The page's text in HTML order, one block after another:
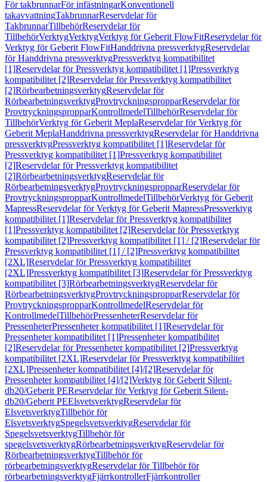
För takbrunnarFör infästningarKonventionell
takavvattningTakbrunnarReservdelar för
TakbrunnarTillbehörReservdelar för
TillbehörVerktygVerktygVerktyg för Geberit FlowFitReservdelar för
Verktyg för Geberit FlowFitHanddrivna pressverktygReservdelar
för Handdrivna pressverktygPressverktyg kompatibilitet
[1]Reservdelar för Pressverktyg kompatibilitet [1]Pressverktyg
kompatibilitet [2]Reservdelar för Pressverktyg kompatibilitet
[2]RörbearbetningsverktygReservdelar för
RörbearbetningsverktygProvtryckningspropparReservdelar för
ProvtryckningspropparKontrollmedelTillbehörReservdelar för
TillbehörVerktyg för Geberit MeplaReservdelar för Verktyg för
Geberit MeplaHanddrivna pressverktygReservdelar för Handdrivna
pressverktygPressverktyg kompatibilitet [1]Reservdelar för
Pressverktyg kompatibilitet [1]Pressverktyg kompatibilitet
[2]Reservdelar för Pressverktyg kompatibilitet
[2]RörbearbetningsverktygReservdelar för
RörbearbetningsverktygProvtryckningspropparReservdelar för
ProvtryckningspropparKontrollmedelTillbehörVerktyg för Geberit
MapressReservdelar för Verktyg för Geberit MapressPressverktyg
kompatibilitet [1]Reservdelar för Pressverktyg kompatibilitet
[1]Pressverktyg kompatibilitet [2]Reservdelar för Pressverktyg
kompatibilitet [2]Pressverktyg kompatibilitet [1] / [2]Reservdelar för
Pressverktyg kompatibilitet [1] / [2]Pressverktyg kompatibilitet
[2XL]Reservdelar för Pressverktyg kompatibilitet
[2XL]Pressverktyg kompatibilitet [3]Reservdelar för Pressverktyg
kompatibilitet [3]RörbearbetningsverktygReservdelar för
RörbearbetningsverktygProvtryckningspropparReservdelar för
ProvtryckningspropparKontrollmedelReservdelar för
KontrollmedelTillbehörPressenheterReservdelar för
PressenheterPressenheter kompatibilitet [1]Reservdelar för
Pressenheter kompatibilitet [1]Pressenheter kompatibilitet
[2]Reservdelar för Pressenheter kompatibilitet [2]Pressverktyg
kompatibilitet [2XL]Reservdelar för Pressverktyg kompatibilitet
[2XL]Pressenheter kompatibilitet [4]/[2]Reservdelar för
Pressenheter kompatibilitet [4]/[2]Verktyg för Geberit Silent-
db20/Geberit PEReservdelar för Verktyg för Geberit Silent-
db20/Geberit PEElsvetsverktygReservdelar för
ElsvetsverktygTillbehör för
ElsvetsverktygSpegelsvetsverktygReservdelar för
SpegelsvetsverktygTillbehör för
spegelsvetsverktygRörbearbetningsverktygReservdelar för
RörbearbetningsverktygTillbehör för
rörbearbetningsverktygReservdelar för Tillbehör för
rörbearbetningsverktygFjärrkontrollerFjärrkontroller